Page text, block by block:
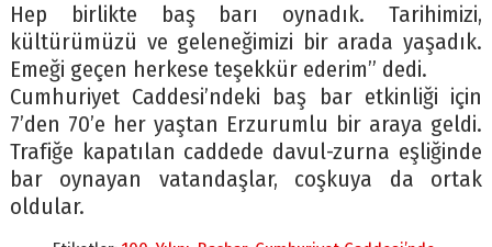
Hep birlikte baş barı oynadık. Tarihimizi,
kültürümüzü ve geleneğimizi bir arada yaşadık.
Emeği geçen herkese teşekkür ederim” dedi.
Cumhuriyet Caddesi’ndeki baş bar etkinliği için
7’den 70’e her yaştan Erzurumlu bir araya geldi.
Trafiğe kapatılan caddede davul-zurna eşliğinde
bar oynayan vatandaşlar, coşkuya da ortak
oldular.